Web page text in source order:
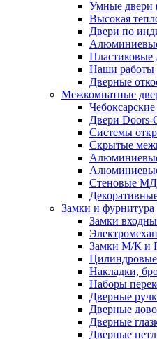
Умные двери
Высокая
Двери по
Пластиковые
Наши работы
Дверные
Межкомнатные
Двери Doors-
Системы
Скрытые
Стеновые
Замки и фурнитура
Замки
Замки М/К и
Накладки,
Наборы
Дверные
Дверные
Дверные
Дверные